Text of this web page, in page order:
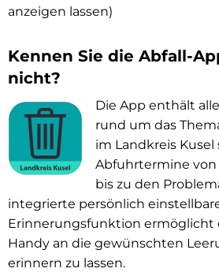
anzeigen lassen)
Kennen Sie die Abfall-
nicht?
Die App enthält
rund um das
im Landkreis
Abfuhrtermine
bis zu den
integrierte persönlich
Erinnerungsfunktion ermöglicht
Handy an die gewünschten
erinnern zu lassen.